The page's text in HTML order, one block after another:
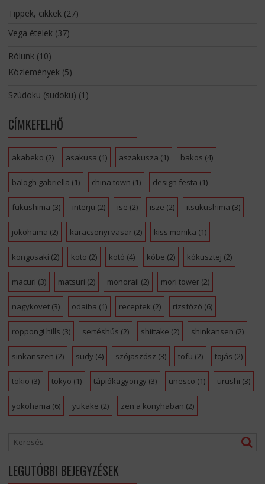
Tippek, cikkek(27)
Vega ételek(37)
Rólunk(10)
Közlemények(5)
Szúdoku (sudoku) (1)
CÍMKEFELHŐ
akabeko (2) asakusa (1) aszakusza (1) bakos (4)
balogh gabriella (1) china town (1) design festa (1)
fukushima (3) interju (2) ise (2) isze (2) itsukushima (3)
jokohama (2) karacsonyi vasar(2) kiss monika (1)
kongosaki (2) koto (2) kotó (4) kóbe (2) kókusztej (2)
macuri (3) matsuri (2) monorail (2) mori tower(2)
nagykovet(3) odaiba (1) receptek (2) rizsfőző (6)
roppongi hills (3) sertéshús (2) shiitake (2) shinkansen (2)
sinkanszen (2) sudy (4) szójaszósz (3) tofu (2) tojás (2)
tokio (3) tokyo (1) tápiókagyöngy (3) unesco (1) urushi (3)
yokohama (6) yukake (2) zen a konyhaban (2)
LEGUTÓBBI BEJEGYZÉSEK